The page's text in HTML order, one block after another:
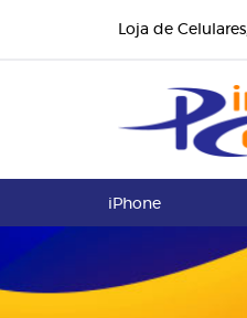
Loja de
iPhone